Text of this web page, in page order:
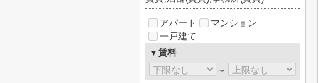
アパート
マンション
一戸建て
▼賃料
～